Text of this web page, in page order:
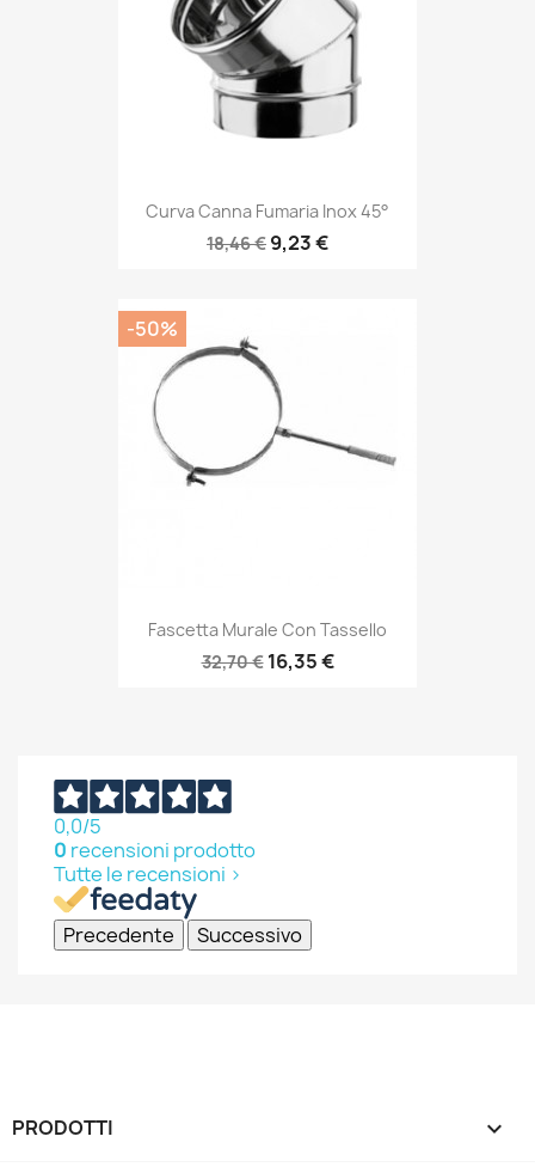
Curva Canna Fumaria Inox 45°
18,46 € 9,23 €
Fascetta Murale Con Tassello
32,70 € 16,35 €
-50%
0,0/5
0 recensioni prodotto
Tutte le recensioni >
Precedente Successivo
PRODOTTI 